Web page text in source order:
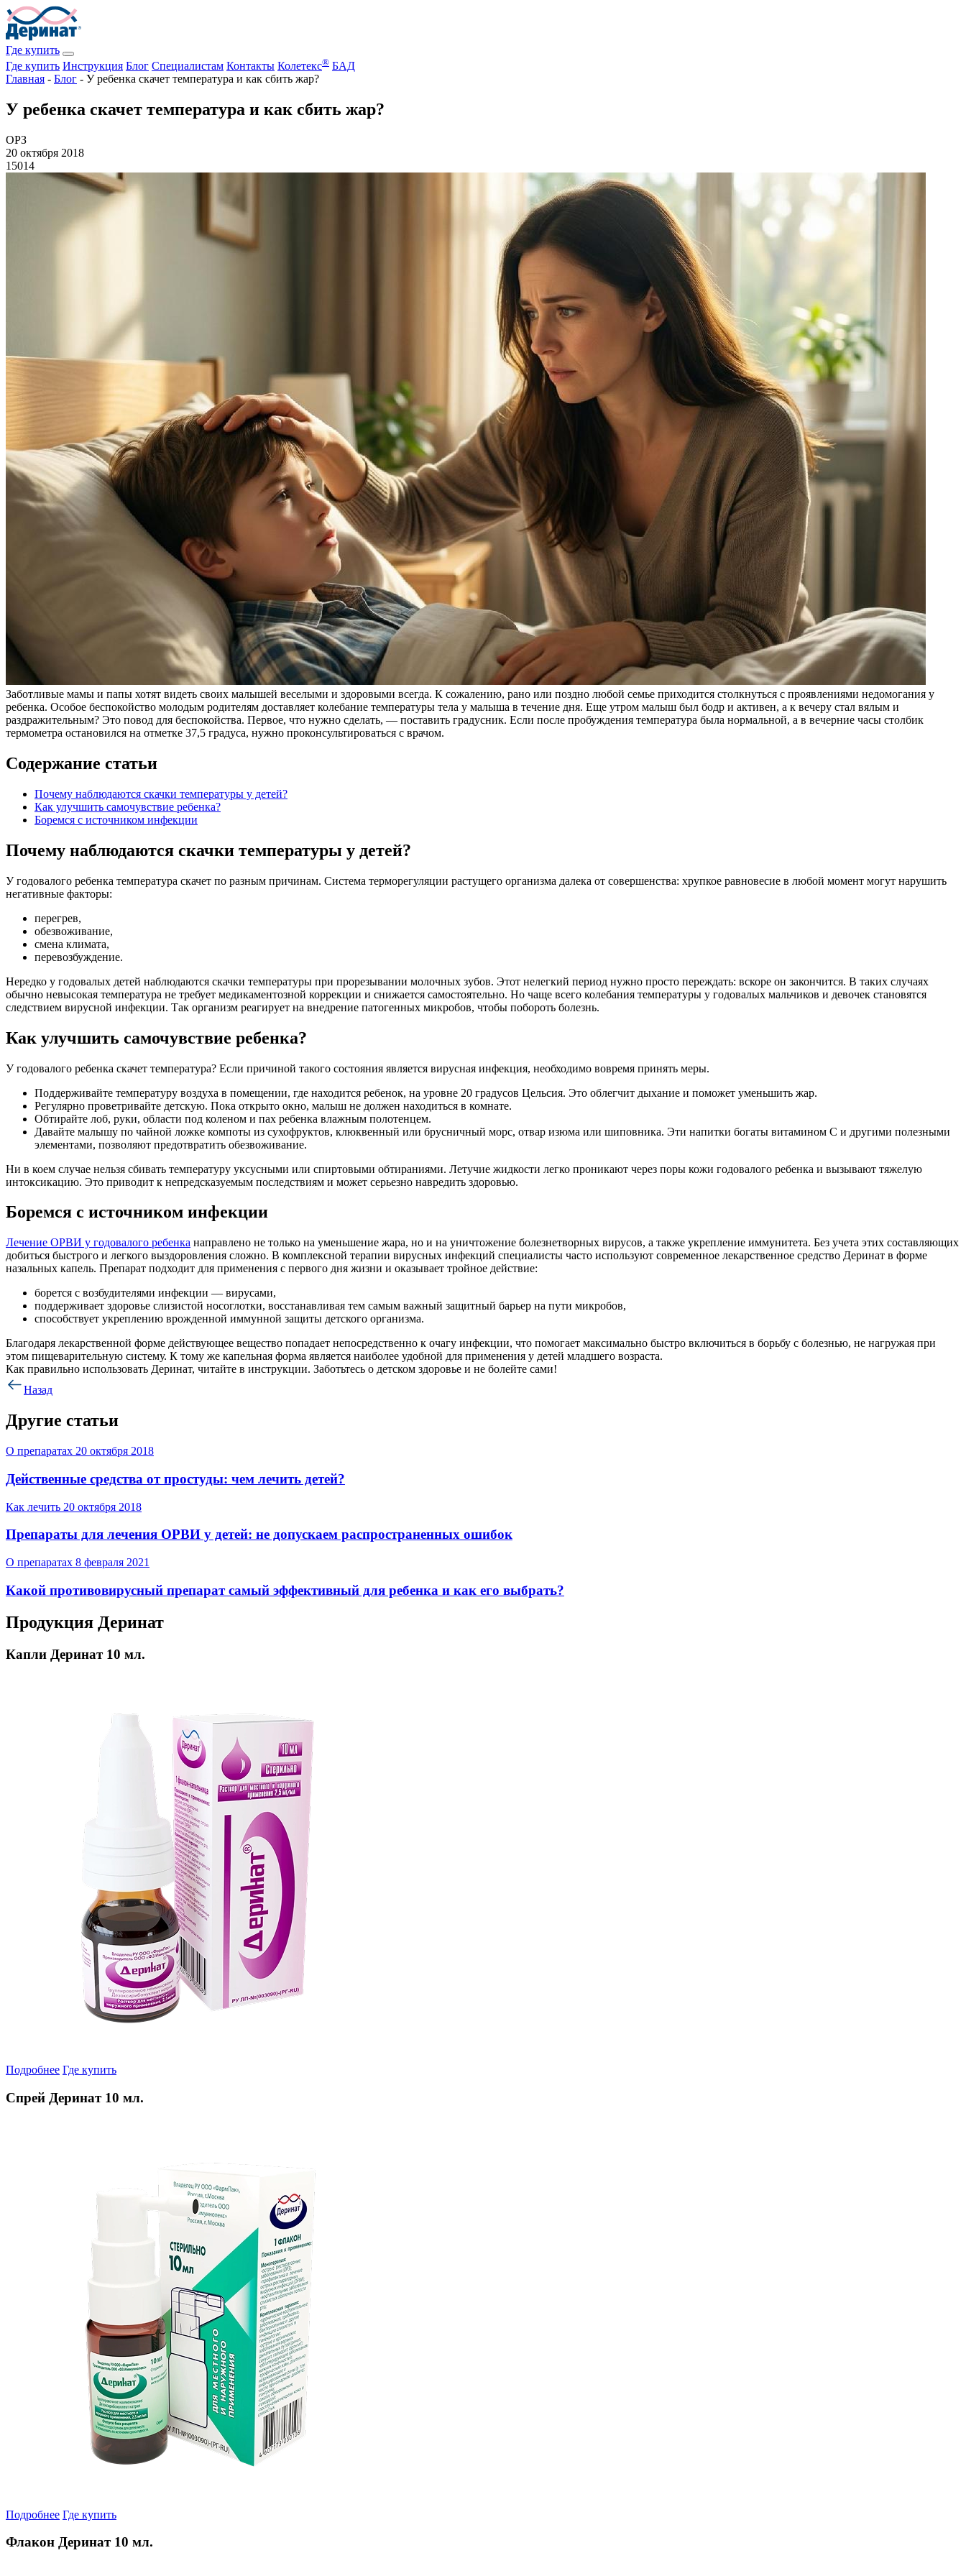
Где купить
Где купить Инструкция Блог Специалистам Контакты Колетекс® БАД
Главная - Блог - У ребенка скачет температура и как сбить жар?
У ребенка скачет температура и как сбить жар?
ОРЗ
20 октября 2018
15014
Заботливые мамы и папы хотят видеть своих малышей веселыми и здоровыми всегда. К сожалению, рано или поздно любой семье приходится столкнуться с проявлениями недомогания у
ребенка. Особое беспокойство молодым родителям доставляет колебание температуры тела у малыша в течение дня. Еще утром малыш был бодр и активен, а к вечеру стал вялым и
раздражительным? Это повод для беспокойства. Первое, что нужно сделать, — поставить градусник. Если после пробуждения температура была нормальной, а в вечерние часы столбик
термометра остановился на отметке 37,5 градуса, нужно проконсультироваться с врачом.
Содержание статьи
Почему наблюдаются скачки температуры у детей?
Как улучшить самочувствие ребенка?
Боремся с источником инфекции
Почему наблюдаются скачки температуры у детей?
У годовалого ребенка температура скачет по разным причинам. Система терморегуляции растущего организма далека от совершенства: хрупкое равновесие в любой момент могут нарушить
негативные факторы:
перегрев,
обезвоживание,
смена климата,
перевозбуждение.
Нередко у годовалых детей наблюдаются скачки температуры при прорезывании молочных зубов. Этот нелегкий период нужно просто переждать: вскоре он закончится. В таких случаях
обычно невысокая температура не требует медикаментозной коррекции и снижается самостоятельно. Но чаще всего колебания температуры у годовалых мальчиков и девочек становятся
следствием вирусной инфекции. Так организм реагирует на внедрение патогенных микробов, чтобы побороть болезнь.
Как улучшить самочувствие ребенка?
У годовалого ребенка скачет температура? Если причиной такого состояния является вирусная инфекция, необходимо вовремя принять меры.
Поддерживайте температуру воздуха в помещении, где находится ребенок, на уровне 20 градусов Цельсия. Это облегчит дыхание и поможет уменьшить жар.
Регулярно проветривайте детскую. Пока открыто окно, малыш не должен находиться в комнате.
Обтирайте лоб, руки, области под коленом и пах ребенка влажным полотенцем.
Давайте малышу по чайной ложке компоты из сухофруктов, клюквенный или брусничный морс, отвар изюма или шиповника. Эти напитки богаты витамином С и другими полезными
элементами, позволяют предотвратить обезвоживание.
Ни в коем случае нельзя сбивать температуру уксусными или спиртовыми обтираниями. Летучие жидкости легко проникают через поры кожи годовалого ребенка и вызывают тяжелую
интоксикацию. Это приводит к непредсказуемым последствиям и может серьезно навредить здоровью.
Боремся с источником инфекции
Лечение ОРВИ у годовалого ребенка направлено не только на уменьшение жара, но и на уничтожение болезнетворных вирусов, а также укрепление иммунитета. Без учета этих составляющих
добиться быстрого и легкого выздоровления сложно. В комплексной терапии вирусных инфекций специалисты часто используют современное лекарственное средство Деринат в форме
назальных капель. Препарат подходит для применения с первого дня жизни и оказывает тройное действие:
борется с возбудителями инфекции — вирусами,
поддерживает здоровье слизистой носоглотки, восстанавливая тем самым важный защитный барьер на пути микробов,
способствует укреплению врожденной иммунной защиты детского организма.
Благодаря лекарственной форме действующее вещество попадает непосредственно к очагу инфекции, что помогает максимально быстро включиться в борьбу с болезнью, не нагружая при
этом пищеварительную систему. К тому же капельная форма является наиболее удобной для применения у детей младшего возраста.
Как правильно использовать Деринат, читайте в инструкции. Заботьтесь о детском здоровье и не болейте сами!
Назад
Другие статьи
О препаратах 20 октября 2018
Действенные средства от простуды: чем лечить детей?
Как лечить 20 октября 2018
Препараты для лечения ОРВИ у детей: не допускаем распространенных ошибок
О препаратах 8 февраля 2021
Какой противовирусный препарат самый эффективный для ребенка и как его выбрать?
Продукция Деринат
Капли Деринат 10 мл.
Подробнее Где купить
Спрей Деринат 10 мл.
Подробнее Где купить
Флакон Деринат 10 мл.